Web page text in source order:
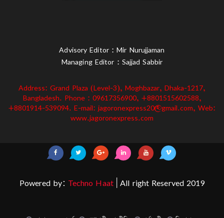
Advisory Editor : Mir Nurujjaman
Managing Editor : Sajjad Sabbir
Address: Grand Plaza (Level-3), Moghbazar, Dhaka-1217,
Bangladesh. Phone : 09617356900, +8801515602588,
+8801914-539094. E-mail: jagoronexpress20@gmail.com, Web:
www.jagoronexpress.com
Powered by: Techno Haat| All right Reserved 2019